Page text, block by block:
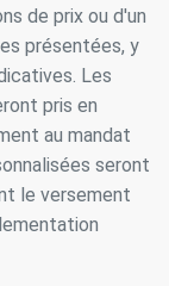
de prix ou d'un
présentées, y
Les
pris en
au mandat
seront
le versement
des
via ce
l'activité du
des
basées sur
par les
de
de l'utilisateur
offrir une